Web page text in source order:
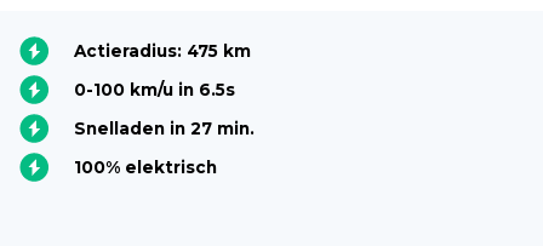
Actieradius: 475 km
0-100 km/u in 6.5s
Snelladen in 27 min.
100% elektrisch